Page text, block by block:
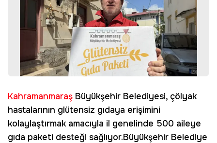
Kahramanmaraş Büyükşehir Belediyesi, çölyak
hastalarının glütensiz gıdaya erişimini
kolaylaştırmak amacıyla il genelinde 500 aileye
gıda paketi desteği sağlıyor.Büyükşehir Belediye